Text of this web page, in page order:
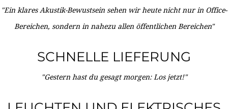
"Ein klares Akustik-Bewustsein sehen wir heute nicht nur in Office-
Bereichen, sondern in nahezu allen öffentlichen Bereichen"
SCHNELLE LIEFERUNG
"Gestern hast du gesagt morgen: Los jetzt!"